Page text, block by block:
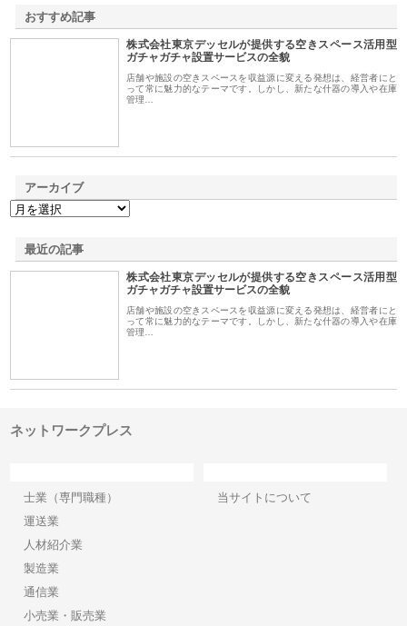
おすすめ記事
株式会社東京デッセルが提供する空きスペース活用型
ガチャガチャ設置サービスの全貌
店舗や施設の空きスペースを収益源に変える発想は、経営者にと
って常に魅力的なテーマです。しかし、新たな什器の導入や在庫
管理…
アーカイブ
最近の記事
株式会社東京デッセルが提供する空きスペース活用型
ガチャガチャ設置サービスの全貌
店舗や施設の空きスペースを収益源に変える発想は、経営者にと
って常に魅力的なテーマです。しかし、新たな什器の導入や在庫
管理…
ネットワークプレス
士業（専門職種）
運送業
人材紹介業
製造業
通信業
小売業・販売業
当サイトについて